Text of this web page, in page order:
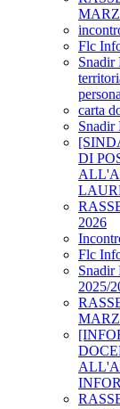
Flc
Snadir
carta
Snadir
DI
2026
Flc
Snadir
2025/